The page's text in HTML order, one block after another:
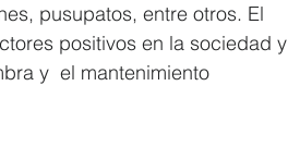
pusupatos, entre otros. El
positivos en la sociedad y
y  el mantenimiento